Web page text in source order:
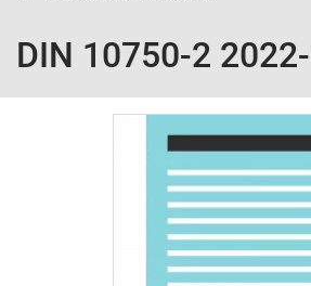
DIN 10750-2